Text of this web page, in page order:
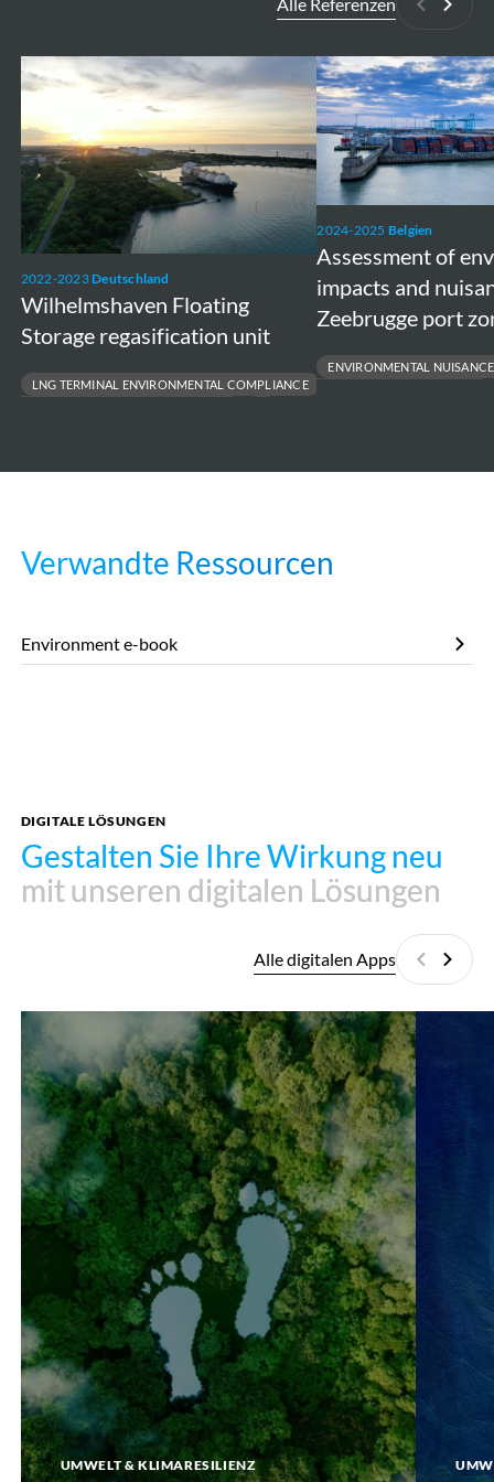
Zurück
2022-2023Deutschland
Wilhelmshaven Floating
Storage regasification unit
LNG TERMINAL ENVIRONMENTAL COMPLIANCE
Wilhelmshaven
Storage
regasification
unit
2024-2025 Belgien
Assessment of
impacts and
Zeebrugge port
ENVIRONMENTAL
PORT ENVIRONMENTAL IMPACT
Assessment
of
environmental
impacts
and
nuisances
in
the
Zeebrugge
zone
Verwandte Ressourcen
Environment e-book
DIGITALE LÖSUNGEN
Gestalten Sie Ihre Wirkung neu
mit unseren digitalen Lösungen
Gestalten Sie Ihre Wirkung neu
mit unseren digitalen Lösungen
Alle digitalen Apps
Zurück
UMWELT & KLIMARESILIENZ
Carbon
Footprint
GeoPortal